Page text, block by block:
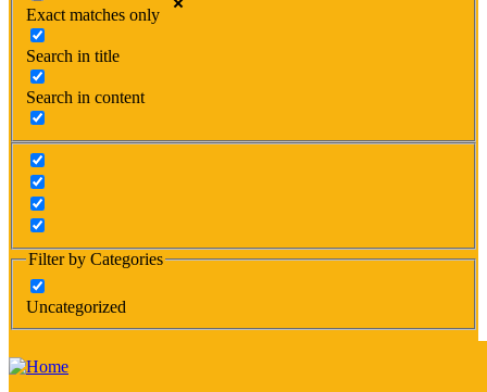
Exact matches only
Search in title
Search in content
Filter by Categories
Uncategorized